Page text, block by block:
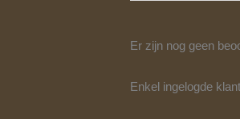
Er zijn nog geen
Enkel ingelogde